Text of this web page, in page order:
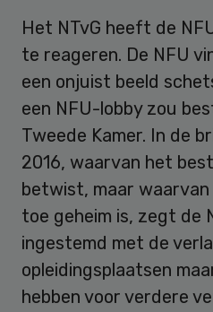
Het NTvG heeft de
te reageren. De NFU
een onjuist beeld
een NFU-lobby zou
Tweede Kamer. In de
2016, waarvan het
betwist, maar
toe geheim is, zegt de
ingestemd met de
opleidingsplaatsen
hebben voor verdere